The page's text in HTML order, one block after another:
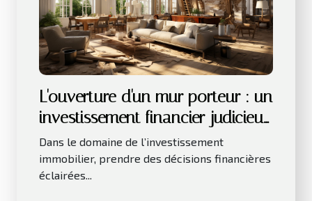
L'ouverture d'un mur porteur : un
investissement financier judicieux
pour votre bien immobilier
Dans le domaine de l’investissement
immobilier, prendre des décisions financières
éclairées...